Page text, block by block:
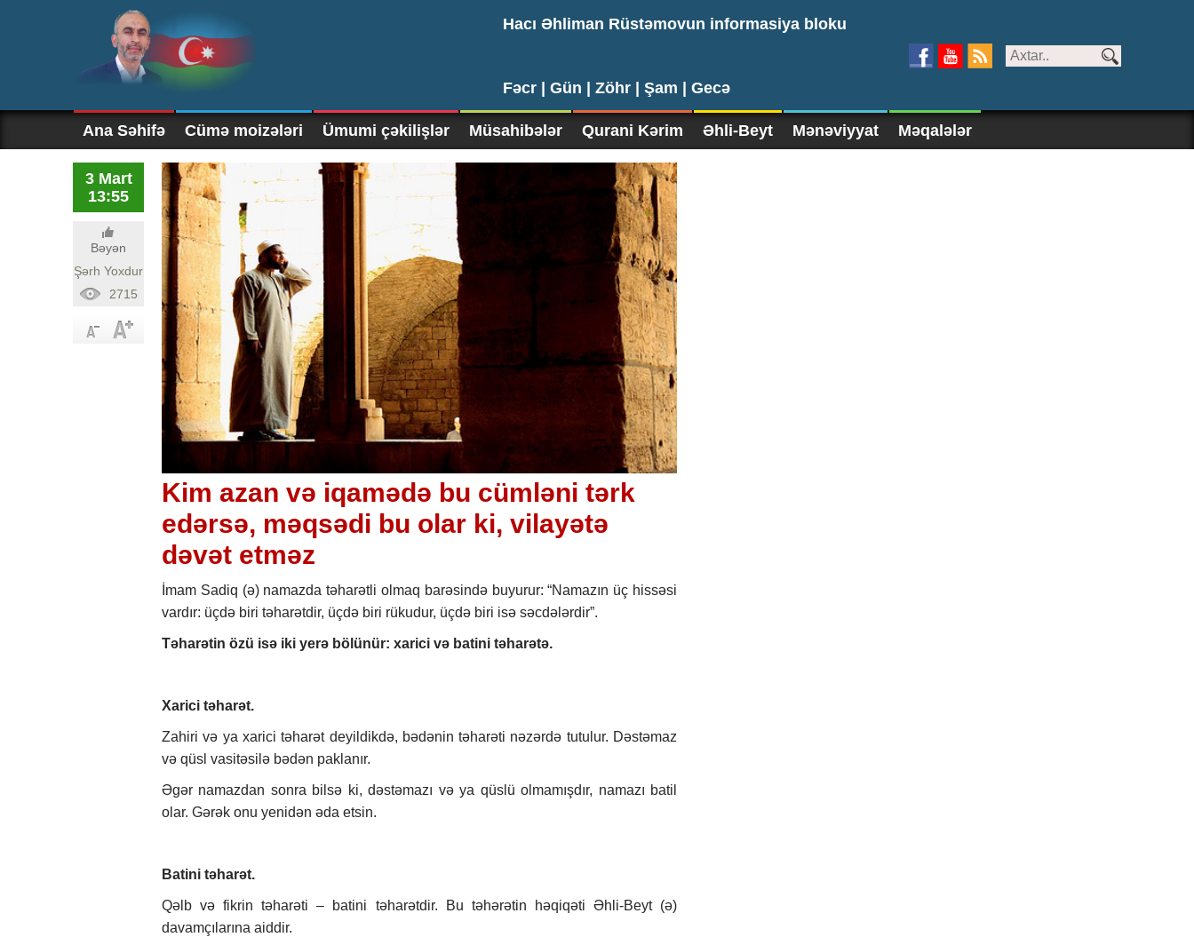
Hacı Əhliman Rüstəmovun informasiya bloku
Fəcr | Gün | Zöhr | Şam | Gecə
Ana Səhifə Cümə moizələri Ümumi çəkilişlər Müsahibələr Qurani Kərim Əhli-Beyt Mənəviyyat Məqalələr
3 Mart
13:55
Bəyən
Şərh Yoxdur
2715
Kim azan və iqamədə bu cümləni tərk
edərsə, məqsədi bu olar ki, vilayətə
dəvət etməz
İmam Sadiq (ə) namazda təharətli olmaq barəsində buyurur: “Namazın üç hissəsi
vardır: üçdə biri təharətdir, üçdə biri rükudur, üçdə biri isə səcdələrdir”.
Təharətin özü isə iki yerə bölünür: xarici və batini təharətə.
Xarici təharət.
Zahiri və ya xarici təharət deyildikdə, bədənin təharəti nəzərdə tutulur. Dəstəmaz
və qüsl vasitəsilə bədən paklanır.
Əgər namazdan sonra bilsə ki, dəstəmazı və ya qüslü olmamışdır, namazı batil
olar. Gərək onu yenidən əda etsin.
Batini təharət.
Qəlb və fikrin təharəti – batini təharətdir. Bu təhərətin həqiqəti Əhli-Beyt (ə)
davamçılarına aiddir.